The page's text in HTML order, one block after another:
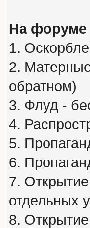
На форуме
1.
2.
обратном)
3. Флуд -
4.
5.
6.
7.
отдельных
8.